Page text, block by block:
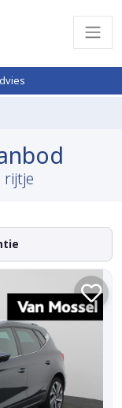
rijtje